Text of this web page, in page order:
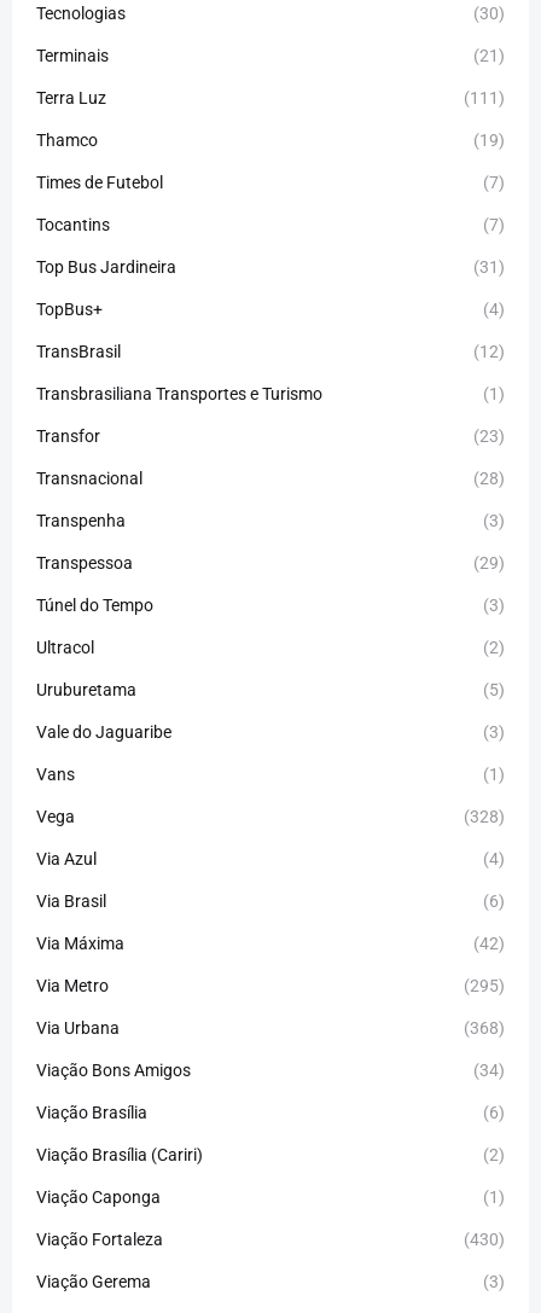
Tecnologias (30)
Terminais (21)
Terra Luz (111)
Thamco (19)
Times de Futebol (7)
Tocantins (7)
Top Bus Jardineira (31)
TopBus+ (4)
TransBrasil (12)
Transbrasiliana Transportes e Turismo (1)
Transfor (23)
Transnacional (28)
Transpenha (3)
Transpessoa (29)
Túnel do Tempo (3)
Ultracol (2)
Uruburetama (5)
Vale do Jaguaribe (3)
Vans (1)
Vega (328)
Via Azul (4)
Via Brasil (6)
Via Máxima (42)
Via Metro (295)
Via Urbana (368)
Viação Bons Amigos (34)
Viação Brasília (6)
Viação Brasília (Cariri) (2)
Viação Caponga (1)
Viação Fortaleza (430)
Viação Gerema (3)